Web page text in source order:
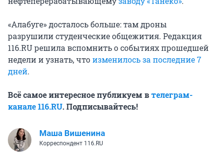
«Алабуге» досталось больше: там дроны
разрушили студенческие общежития. Редакция
116.RU решила вспомнить о событиях прошедшей
недели и узнать, чтоизменилось за последние 7
дней.
Всё самое интересное публикуем втелеграм-
канале 116.RU. Подписывайтесь!
Маша Вишенина
Корреспондент 116.RU